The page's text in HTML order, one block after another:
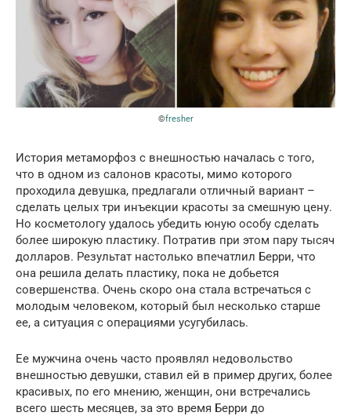
©fresher
История метаморфоз с внешностью началась с того,
что в одном из салонов красоты, мимо которого
проходила девушка, предлагали отличный вариант –
сделать целых три инъекции красоты за смешную цену.
Но косметологу удалось убедить юную особу сделать
более широкую пластику. Потратив при этом пару тысяч
долларов. Результат настолько впечатлил Берри, что
она решила делать пластику, пока не добьется
совершенства. Очень скоро она стала встречаться с
молодым человеком, который был несколько старше
ее, а ситуация с операциями усугубилась.
Ее мужчина очень часто проявлял недовольство
внешностью девушки, ставил ей в пример других, более
красивых, по его мнению, женщин, они встречались
всего шесть месяцев, за это время Берри до